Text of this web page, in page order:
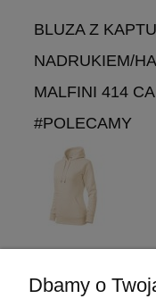
BLUZA Z
NADRUKIEM/
MALFINI 414
#POLECAMY
Dbamy o